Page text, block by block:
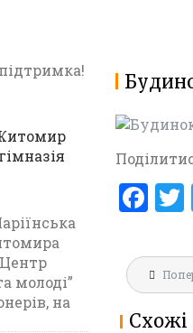
F
ce
b
o
записів
Схожі
1903
молоді”
на